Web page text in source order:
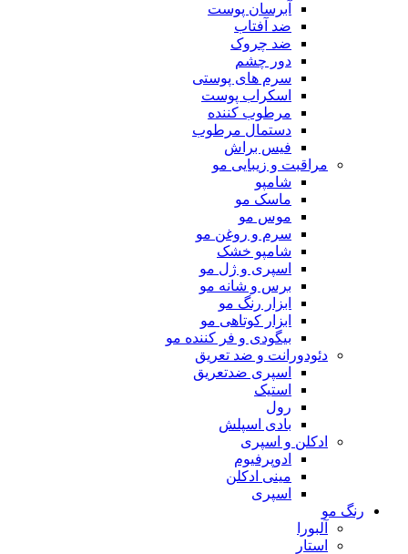
آبرسان پوست
ضد آفتاب
ضد چروک
دور چشم
سرم های پوستی
اسکراب پوست
مرطوب کننده
دستمال مرطوب
فیس براش
مراقبت و زیبایی مو
شامپو
ماسک مو
موس مو
سرم و روغن مو
شامپو خشک
اسپری و ژل مو
برس و شانه مو
ابزار رنگ مو
ابزار کوتاهی مو
بیگودی و فر کننده مو
دئودورانت و ضد تعریق
اسپری ضدتعریق
استیک
رول
بادی اسپلش
ادکلن و اسپری
ادوپرفیوم
مینی ادکلن
اسپری
رنگ مو
آلبورا
استار